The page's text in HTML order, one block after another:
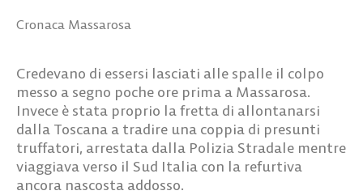
Cronaca Massarosa
Credevano di essersi lasciati alle spalle il colpo
messo a segno poche ore prima a Massarosa.
Invece è stata proprio la fretta di allontanarsi
dalla Toscana a tradire una coppia di presunti
truffatori, arrestata dalla Polizia Stradale mentre
viaggiava verso il Sud Italia con la refurtiva
ancora nascosta addosso.